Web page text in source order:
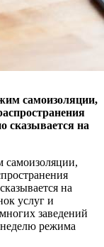
самоизоляции,
сказывается на
на
услуг и
заведений
неделю режима